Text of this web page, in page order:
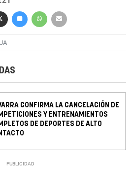
CONFIRMA LA CANCELACIÓN DE
Y ENTRENAMIENTOS
DE DEPORTES DE ALTO